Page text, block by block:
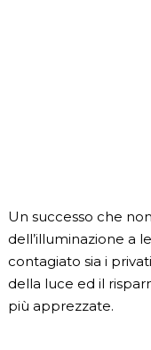
Un successo che
dell’illuminazione a
contagiato sia i
della luce ed il
più apprezzate.